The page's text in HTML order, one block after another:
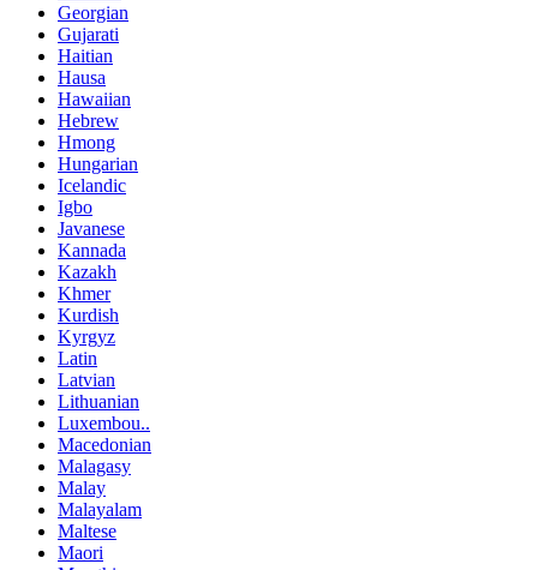
Georgian
Gujarati
Haitian
Hausa
Hawaiian
Hebrew
Hmong
Hungarian
Icelandic
Igbo
Javanese
Kannada
Kazakh
Khmer
Kurdish
Kyrgyz
Latin
Latvian
Lithuanian
Luxembou..
Macedonian
Malagasy
Malay
Malayalam
Maltese
Maori